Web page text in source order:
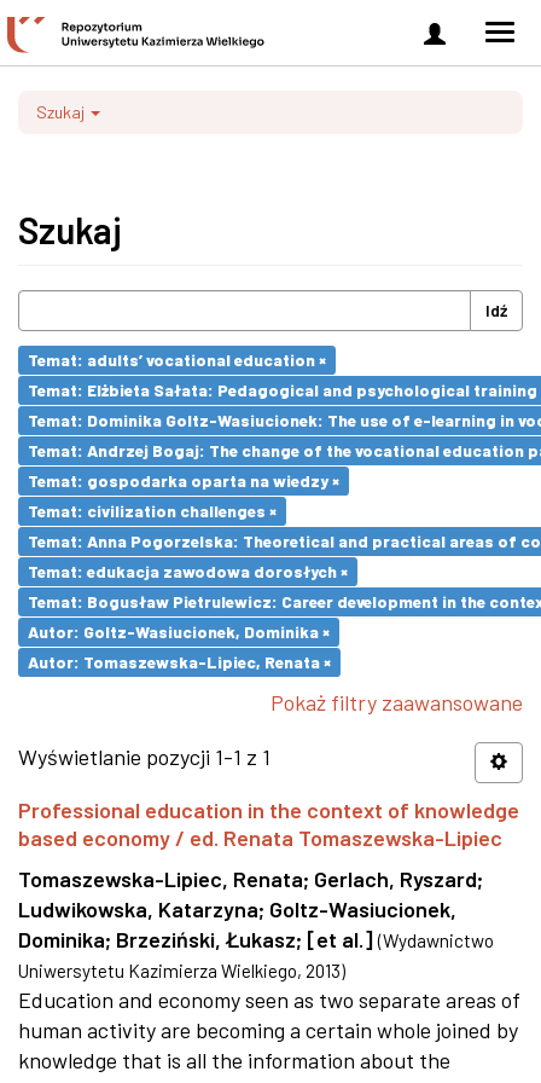
Zaloguj
się
Szukaj
Szukaj
Idź
Temat: adults’ vocational education ×
Temat: Elżbieta Sałata: Pedagogical and psychological
Temat: Dominika Goltz-Wasiucionek: The use of e-learning in
Temat: Andrzej Bogaj: The change of the vocational education
Temat: gospodarka oparta na wiedzy ×
Temat: civilization challenges ×
Temat: Anna Pogorzelska: Theoretical and practical areas of
Temat: edukacja zawodowa dorosłych ×
Temat: Bogusław Pietrulewicz: Career development in the
Autor: Goltz-Wasiucionek, Dominika ×
Autor: Tomaszewska-Lipiec, Renata ×
Pokaż filtry zaawansowane
Wyświetlanie pozycji 1-1 z 1
Professional education in the context of knowledge
based economy / ed. Renata Tomaszewska-Lipiec
Tomaszewska-Lipiec, Renata; Gerlach, Ryszard;
Ludwikowska, Katarzyna; Goltz-Wasiucionek,
Dominika; Brzeziński, Łukasz; [et al.] (Wydawnictwo
Uniwersytetu Kazimierza Wielkiego, 2013)
Education and economy seen as two separate areas of
human activity are becoming a certain whole joined by
knowledge that is all the information about the